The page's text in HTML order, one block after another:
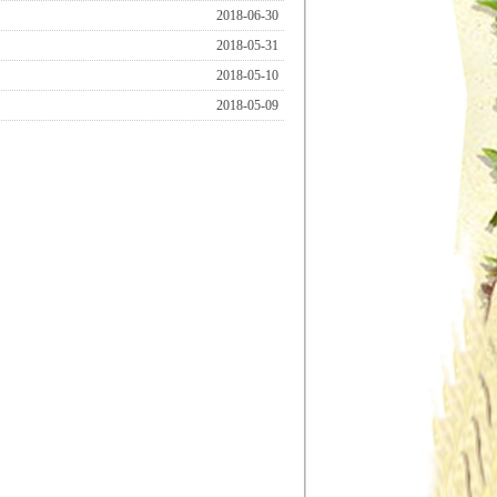
2018-06-30
2018-05-31
2018-05-10
2018-05-09